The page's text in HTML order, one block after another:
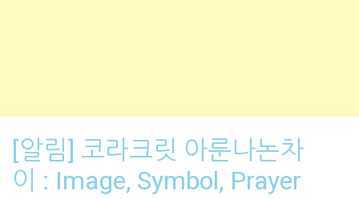
[알림] 코라크릿 아룬나논차
이 : Image, Symbol, Prayer